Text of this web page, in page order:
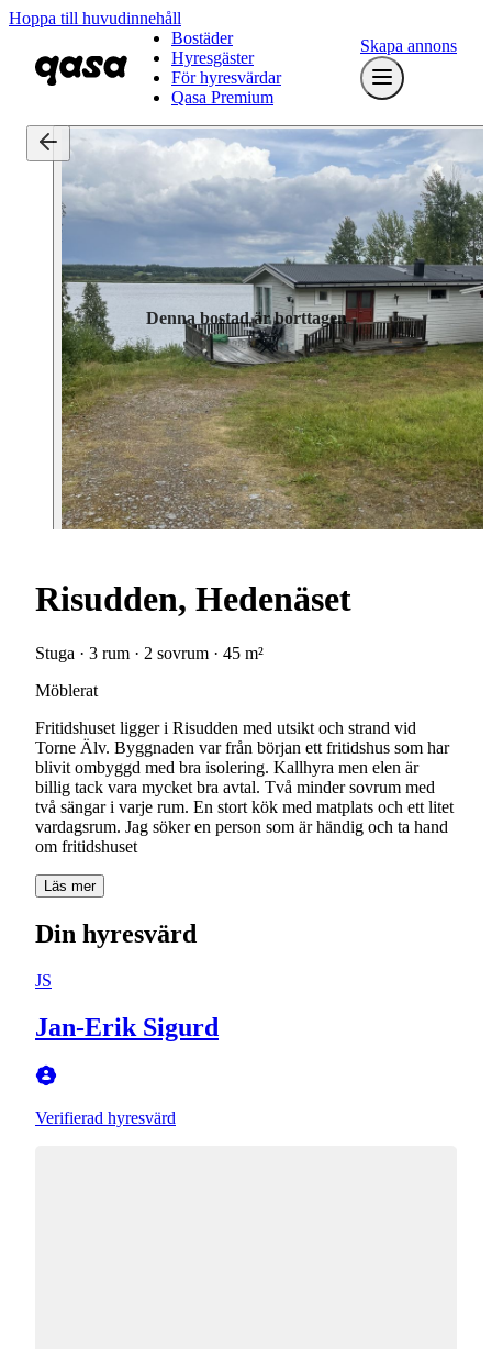
Hoppa till huvudinnehåll
Bostäder
Hyresgäster
För hyresvärdar
Qasa Premium
Skapa annons
Denna bostad är borttagen
Risudden, Hedenäset
Stuga · 3 rum · 2 sovrum · 45 m²
Möblerat
Fritidshuset ligger i Risudden med utsikt och strand vid
Torne Älv. Byggnaden var från början ett fritidshus som har
blivit ombyggd med bra isolering. Kallhyra men elen är
billig tack vara mycket bra avtal. Två minder sovrum med
två sängar i varje rum. En stort kök med matplats och ett litet
vardagsrum. Jag söker en person som är händig och ta hand
om fritidshuset
Läs mer
Din hyresvärd
JS
Jan-Erik Sigurd
Verifierad hyresvärd